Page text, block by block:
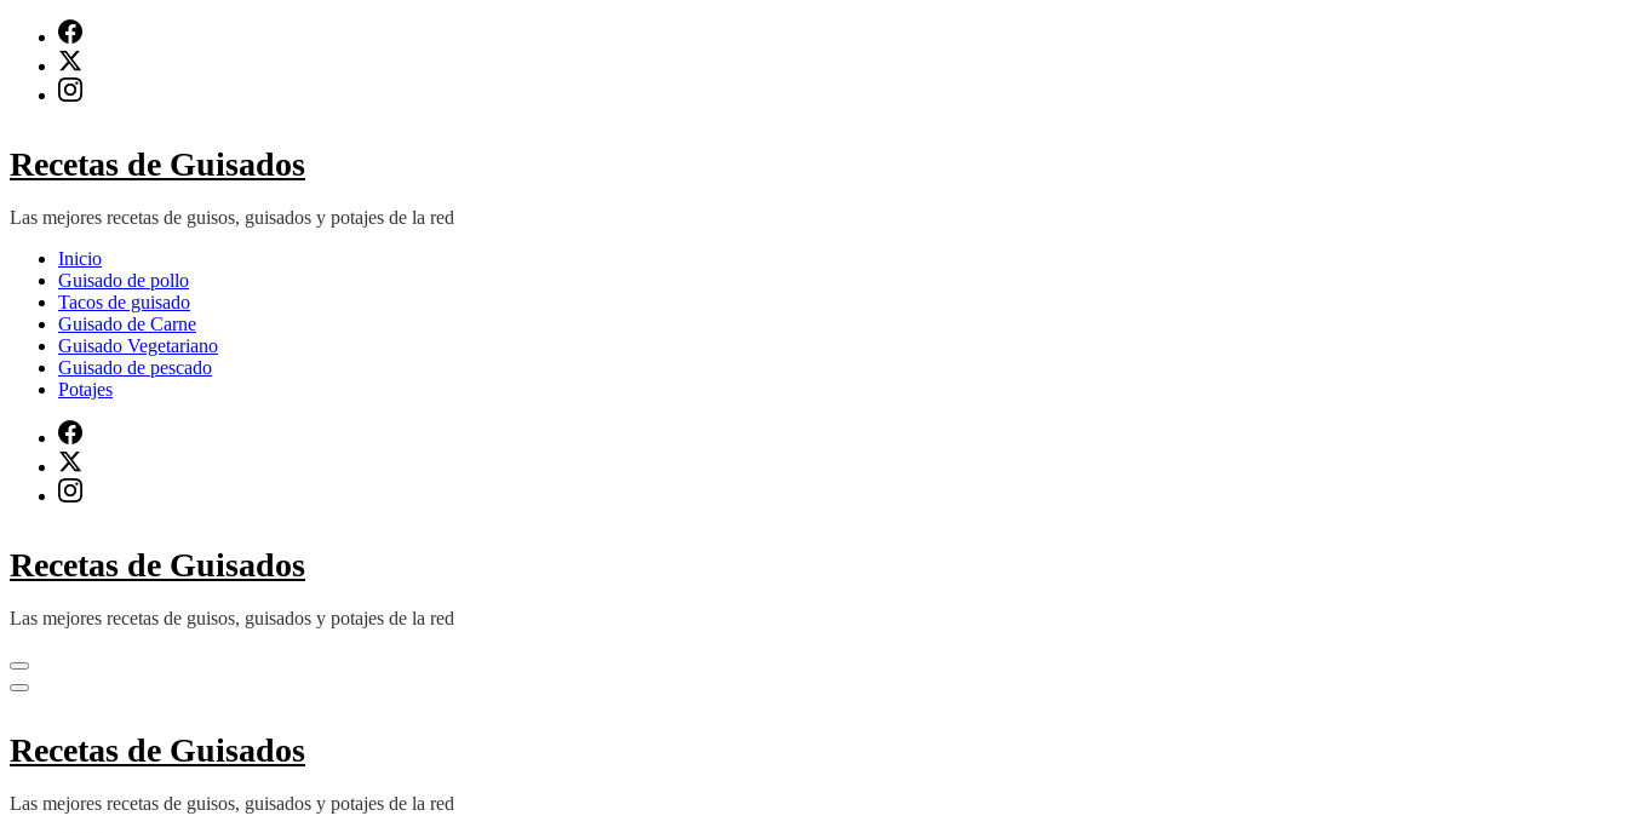
contenido
(presiona
Recetas de Guisados
Las mejores recetas de guisos, guisados y potajes de la red
Inicio
Guisado de pollo
Tacos de guisado
Guisado de Carne
Guisado Vegetariano
Guisado de pescado
Potajes
Recetas de Guisados
Las mejores recetas de guisos, guisados y potajes de la red
Recetas de Guisados
Las mejores recetas de guisos, guisados y potajes de la red